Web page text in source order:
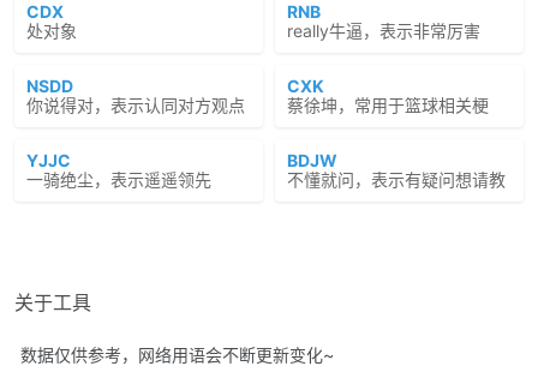
CDX
处对象
RNB
really牛逼，表示非常厉害
NSDD
你说得对，表示认同对方观点
CXK
蔡徐坤，常用于篮球相关梗
YJJC
一骑绝尘，表示遥遥领先
BDJW
不懂就问，表示有疑问想请教
关于工具
数据仅供参考，网络用语会不断更新变化~